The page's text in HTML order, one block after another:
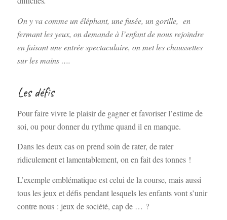
On y va comme un éléphant, une fusée, un gorille, en
fermant les yeux, on demande à l’enfant de nous rejoindre
en faisant une entrée spectaculaire, on met les chaussettes
sur les mains ….
Les défis
Pour faire vivre le plaisir de gagner et favoriser l’estime de
soi, ou pour donner du rythme quand il en manque.
Dans les deux cas on prend soin de rater, de rater
ridiculement et lamentablement, on en fait des tonnes !
L’exemple emblématique est celui de la course, mais aussi
tous les jeux et défis pendant lesquels les enfants vont s’unir
contre nous : jeux de société, cap de … ?